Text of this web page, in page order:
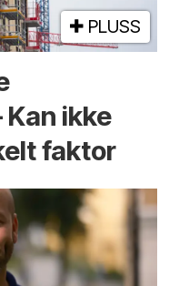
PLUSS
ikke
faktor